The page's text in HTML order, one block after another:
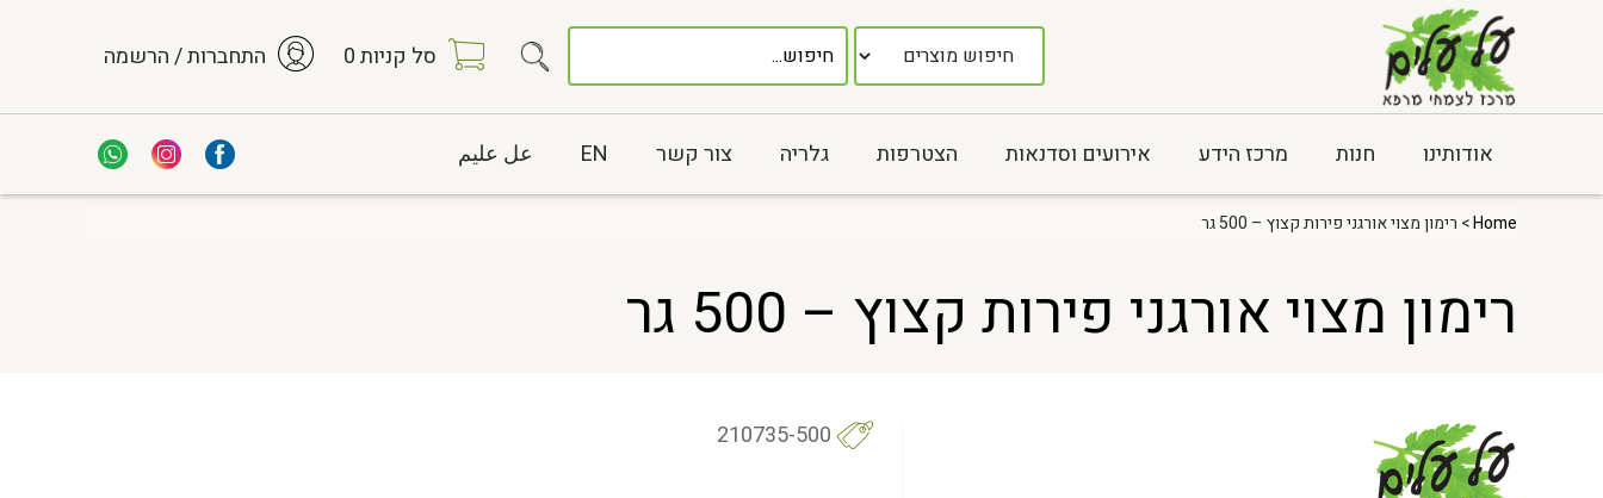
סל קניות0 התחברות / הרשמה
אודותינו חנות מרכז הידע אירועים וסדנאות הצטרפות גלריה צור קשר EN عل عليم
Home> רימון מצוי אורגני פירות קצוץ – 500 גר
רימון מצוי אורגני פירות קצוץ – 500 גר
210735-500